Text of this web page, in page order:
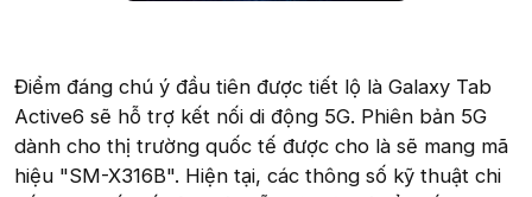
Điểm đáng chú ý đầu tiên được tiết lộ là Galaxy Tab
Active6 sẽ hỗ trợ kết nối di động 5G. Phiên bản 5G
dành cho thị trường quốc tế được cho là sẽ mang mã
hiệu "SM-X316B". Hiện tại, các thông số kỹ thuật chi